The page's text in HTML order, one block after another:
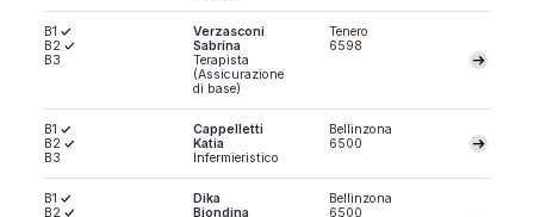
B1
B2
B3
Verzasconi
Sabrina
Terapista
(Assicurazione
di base)
6598
Tenero
B1
B2
B3
Cappelletti
Katia
Infermieristico
6500
Bellinzona
B1
B2
Dika
Biondina
6500
Bellinzona